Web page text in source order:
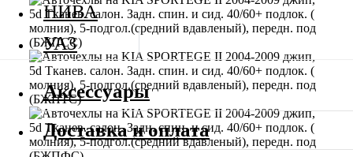
НИВА
УАЗ
Аксессуары
Доставка и оплата